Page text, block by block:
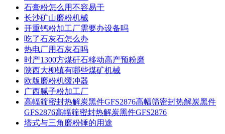
石膏粉怎么用不容易干
长沙矿山磨粉机械
开重钙粉加工厂需要办设备吗
吃了石灰石怎么办
热电厂用石灰石吗
时产1300方煤矸石移动高产预粉磨
陕西大柳镇有哪些煤矿机械
欧版磨粉机缓冲器
广西腻子粉加工厂
高幅筛密封热解炭黑件GFS2876高幅筛密封热解炭黑件
GFS2876高幅筛密封热解炭黑件GFS2876
塔式与三角磨粉锤的用途